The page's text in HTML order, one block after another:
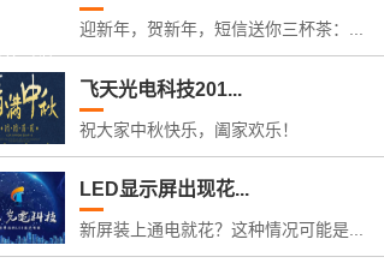
迎新年，贺新年，短信送你三杯茶：...
飞天光电科技201...
祝大家中秋快乐，阖家欢乐！
LED显示屏出现花...
新屏装上通电就花？这种情况可能是...